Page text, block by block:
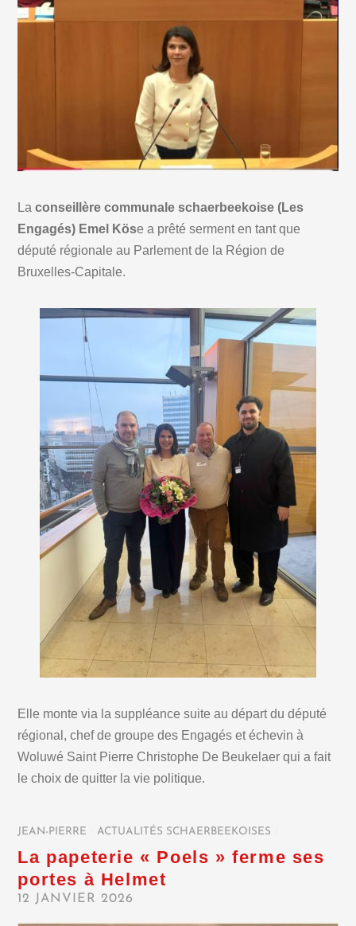
Laconseillère communale schaerbeekoise (Les
Engagés) Emel Köse a prêté serment en tant que
député régionale au Parlement de la Région de
Bruxelles-Capitale.
Elle monte via la suppléance suite au départ du député
régional, chef de groupe des Engagés et échevin à
Woluwé Saint Pierre Christophe De Beukelaer qui a fait
le choix de quitter la vie politique.
JEAN-PIERRE ACTUALITÉS SCHAERBEEKOISES
La papeterie « Poels » ferme ses
portes à Helmet
12 JANVIER 2026